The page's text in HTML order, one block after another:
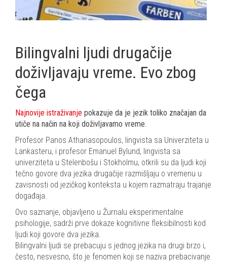
Bilingvalni ljudi drugačije
doživljavaju vreme. Evo zbog
čega
Najnovije istraživanje pokazuje da je jezik toliko značajan da
utiče na način na koji doživljavamo vreme.
Profesor Panos Athanasopoulos, lingvista sa Univerziteta u
Lankasteru, i profesor Emanuel Bylund, lingvista sa
univerziteta u Stelenbošu i Stokholmu, otkrili su da ljudi koji
tečno govore dva jezika drugačije razmišljaju o vremenu u
zavisnosti od jezičkog konteksta u kojem razmatraju trajanje
događaja.
Ovo saznanje, objavljeno u Žurnalu eksperimentalne
psihologije, sadrži prve dokaze kognitivne fleksibilnosti kod
ljudi koji govore dva jezika.
Bilingvalni ljudi se prebacuju s jednog jezika na drugi brzo i,
često, nesvesno, što je fenomen koji se naziva prebacivanje